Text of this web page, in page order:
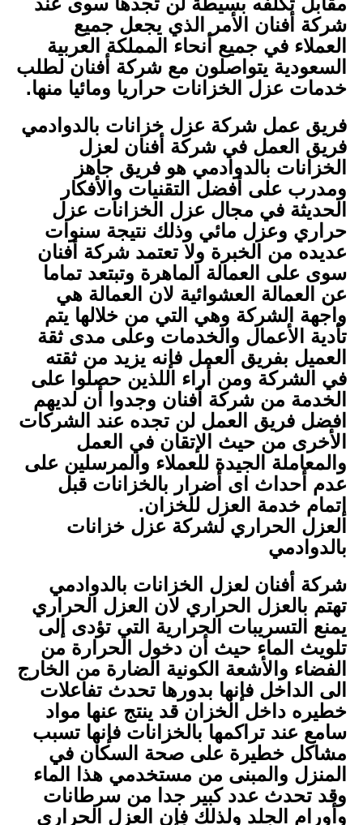
شركة أفنان الأمر الذي يجعل جميع
العملاء في جميع أنحاء المملكة العربية
السعودية يتواصلون مع شركة أفنان لطلب
خدمات عزل الخزانات حراريا ومائيا منها.
فريق عمل شركة عزل خزانات بالدوادمي
فريق العمل في شركة أفنان لعزل
الخزانات بالدوادمي هو فريق جاهز
ومدرب على أفضل التقنيات والأفكار
الحديثة في مجال عزل الخزانات عزل
حراري وعزل مائي وذلك نتيجة سنوات
عديده من الخبرة ولا تعتمد شركة أفنان
سوى على العمالة الماهرة وتبتعد تماما
عن العمالة العشوائية لان العمالة هي
واجهة الشركة وهي التي من خلالها يتم
تأدية الأعمال والخدمات وعلى مدى ثقة
العميل بفريق العمل فإنه يزيد من ثقته
في الشركة ومن أراء اللذين حصلوا على
الخدمة من شركة أفنان وجدوا أن لديهم
افضل فريق العمل لن تجده عند الشركات
الأخرى من حيث الإتقان في العمل
والمعاملة الجيدة للعملاء والمرسلين على
عدم أحداث اى أضرار بالخزانات قبل
إتمام خدمة العزل للخزان.
العزل الحراري لشركة عزل خزانات
بالدوادمي
شركة أفنان لعزل الخزانات بالدوادمي
تهتم بالعزل الحراري لان العزل الحراري
يمنع التسريبات الحرارية التي تؤدى إلى
تلويث الماء حيث أن دخول الحرارة من
الفضاء والأشعة الكونية الضارة من الخارج
الى الداخل فإنها بدورها تحدث تفاعلات
خطيره داخل الخزان قد ينتج عنها مواد
سامع عند تراكمها بالخزانات فإنها تسبب
مشاكل خطيرة على صحة السكان في
المنزل والمبنى من مستخدمي هذا الماء
وقد تحدث عدد كبير جدا من سرطانات
وأورام الجلد ولذلك فإن العزل الحراري